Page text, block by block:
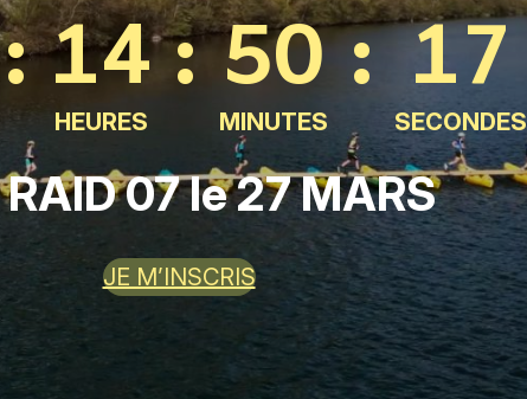
: 14
HEURES
: 50
MINUTES
: 15
SECONDES
07 le 27 MARS
JE M’INSCRIS